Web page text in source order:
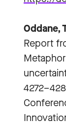
Oddane,
Report